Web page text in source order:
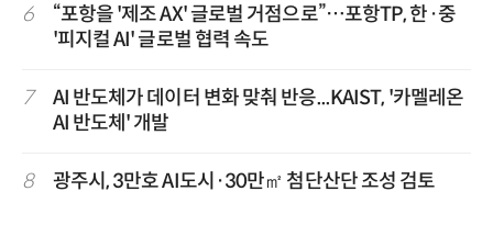
6
“포항을 '제조 AX' 글로벌 거점으로”…포항TP, 한·중
'피지컬 AI' 글로벌 협력 속도
7
AI 반도체가 데이터 변화 맞춰 반응...KAIST, '카멜레온
AI 반도체' 개발
8 광주시, 3만호 AI도시·30만㎡ 첨단산단 조성 검토